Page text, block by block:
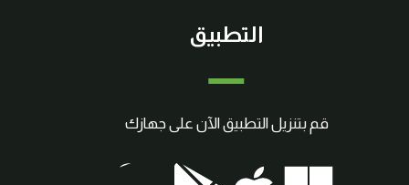
التطبيق
قم بتنزيل التطبيق الآن على جهازك